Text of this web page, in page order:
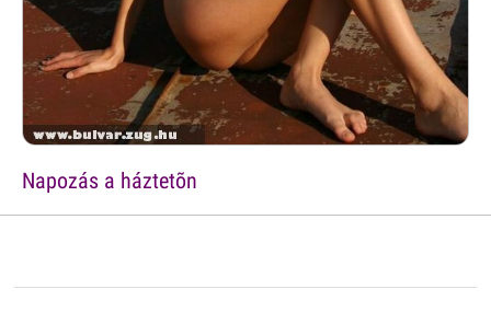
Napozás a háztetõn